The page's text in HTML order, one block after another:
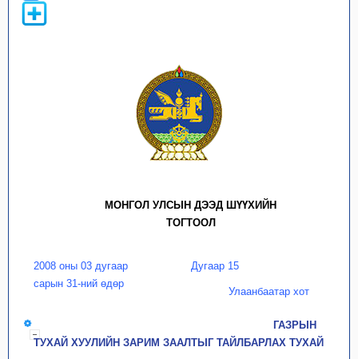
МОНГОЛ УЛСЫН ДЭЭД ШҮҮХИЙН
ТОГТООЛ
2008 оны 03 дугаар
сарын 31-ний өдөр
Дугаар 15
Улаанбаатар хот
ГАЗРЫН
ТУХАЙ ХУУЛИЙН ЗАРИМ ЗААЛТЫГ ТАЙЛБАРЛАХ ТУХАЙ